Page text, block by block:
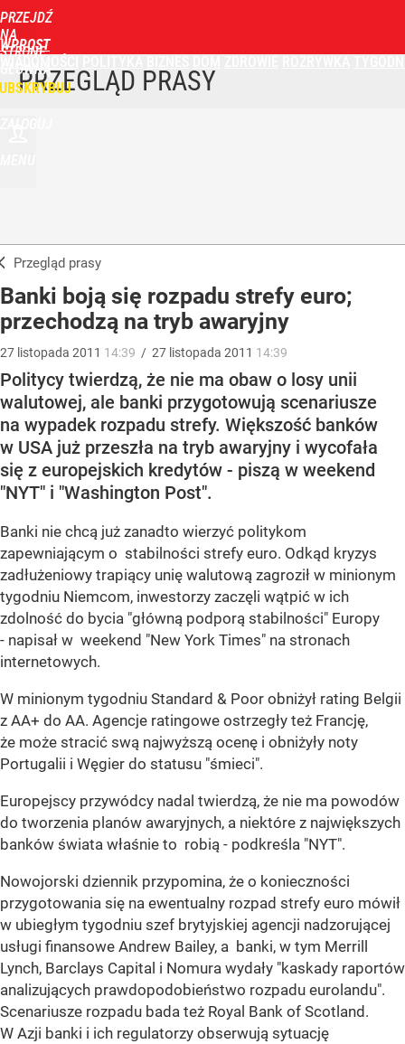
PRZEJDŹ
NA
STRONĘ
GŁÓWNĄ
WPROST
PRZEGLĄD PRASY
Przegląd prasy
Banki boją się rozpadu strefy euro;
przechodzą na tryb awaryjny
27 listopada 2011 14:39 / 27 listopada 2011 14:39
Politycy twierdzą, że nie ma obaw o losy unii
walutowej, ale banki przygotowują scenariusze
na wypadek rozpadu strefy. Większość banków
w USA już przeszła na tryb awaryjny i wycofała
się z europejskich kredytów - piszą w weekend
"NYT" i "Washington Post".
Banki nie chcą już zanadto wierzyć politykom
zapewniającym o stabilności strefy euro. Odkąd kryzys
zadłużeniowy trapiący unię walutową zagroził w minionym
tygodniu Niemcom, inwestorzy zaczęli wątpić w ich
zdolność do bycia "główną podporą stabilności" Europy
- napisał w weekend "New York Times" na stronach
internetowych.
W minionym tygodniu Standard & Poor obniżył rating Belgii
z AA+ do AA. Agencje ratingowe ostrzegły też Francję,
że może stracić swą najwyższą ocenę i obniżyły noty
Portugalii i Węgier do statusu "śmieci".
Europejscy przywódcy nadal twierdzą, że nie ma powodów
do tworzenia planów awaryjnych, a niektóre z największych
banków świata właśnie to robią - podkreśla "NYT".
Nowojorski dziennik przypomina, że o konieczności
przygotowania się na ewentualny rozpad strefy euro mówił
w ubiegłym tygodniu szef brytyjskiej agencji nadzorującej
usługi finansowe Andrew Bailey, a banki, w tym Merrill
Lynch, Barclays Capital i Nomura wydały "kaskady raportów
analizujących prawdopodobieństwo rozpadu eurolandu".
Scenariusze rozpadu bada też Royal Bank of Scotland.
W Azji banki i ich regulatorzy obserwują sytuację